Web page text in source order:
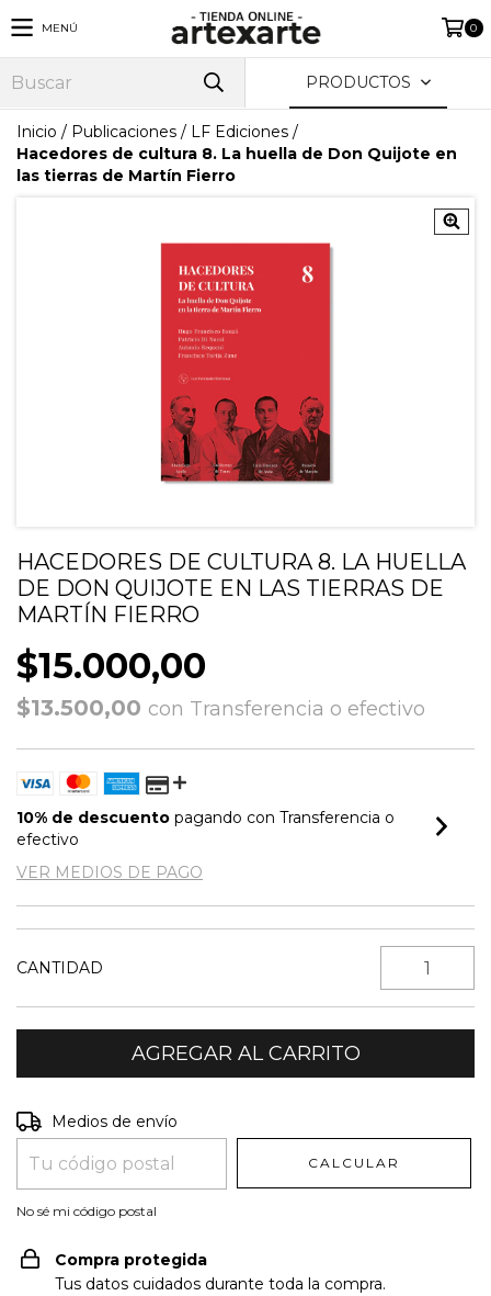
MENÚ 0
PRODUCTOS
Inicio / Publicaciones / LF Ediciones /
Hacedores de cultura 8. La huella de Don Quijote en
las tierras de Martín Fierro
HACEDORES DE CULTURA 8. LA HUELLA
DE DON QUIJOTE EN LAS TIERRAS DE
MARTÍN FIERRO
$15.000,00
$13.500,00 con Transferencia o efectivo
10% de descuento pagando con Transferencia o
efectivo
VER MEDIOS DE PAGO
CANTIDAD
Entregas para el CP:
Medios de envío
CALCULAR
No sé mi código postal
Compra protegida
Tus datos cuidados durante toda la compra.